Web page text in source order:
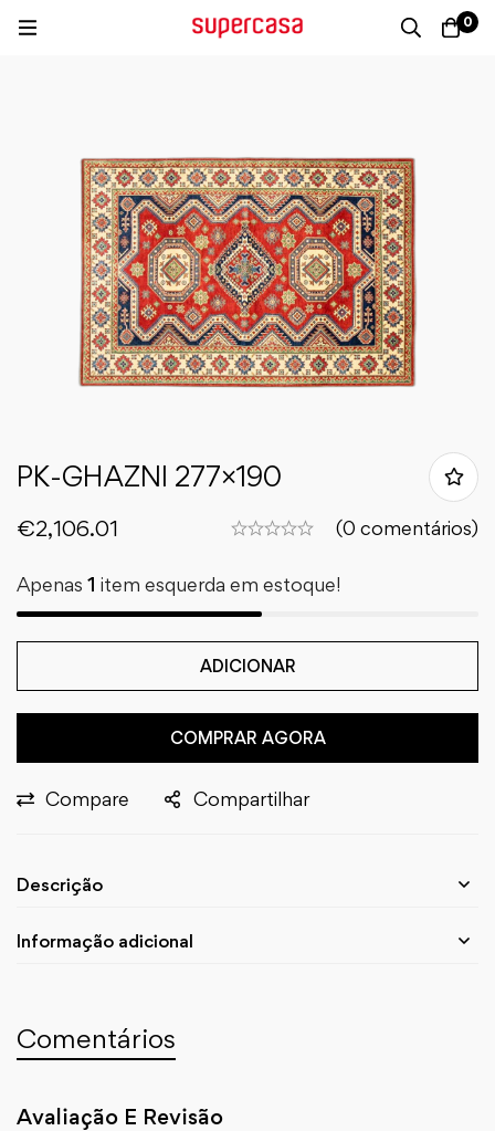
0
PK-GHAZNI 277×190
€2,106.01 (0 comentários)
Apenas 1 item esquerda em estoque!
ADICIONAR
COMPRAR AGORA
Compare Compartilhar
Descrição
Informação adicional
Comentários
Avaliação E Revisão